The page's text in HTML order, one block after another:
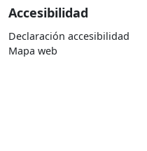
Accesibilidad
Declaración accesibilidad
Mapa web